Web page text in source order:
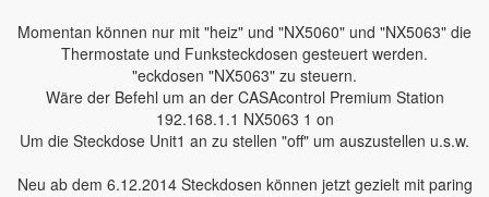
Momentan können nur mit "heiz" und "NX5060" und "NX5063" die
Thermostate und Funksteckdosen gesteuert werden.
"eckdosen "NX5063" zu steuern.
Wäre der Befehl um an der CASAcontrol Premium Station
192.168.1.1 NX5063 1 on
Um die Steckdose Unit1 an zu stellen "off" um auszustellen u.s.w.
Neu ab dem 6.12.2014 Steckdosen können jetzt gezielt mit paring